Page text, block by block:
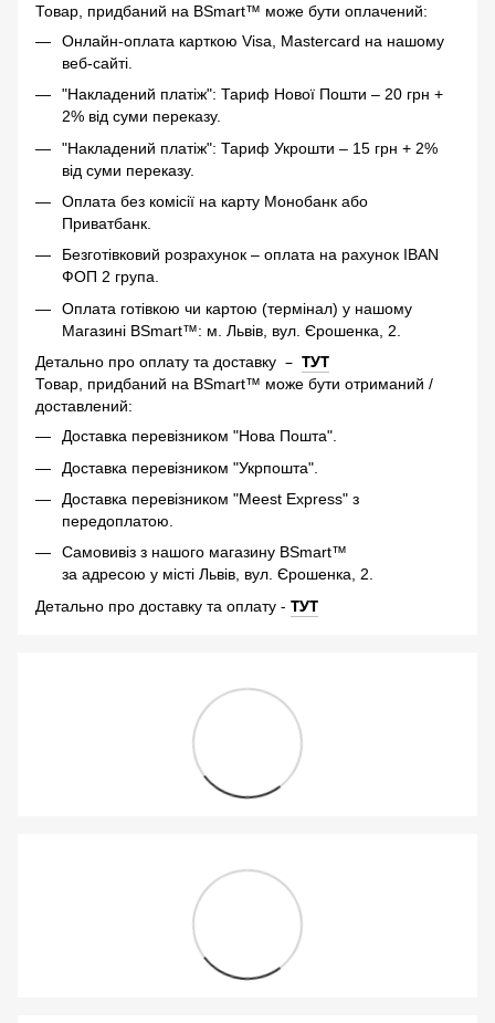
Товар, придбаний на BSmart™ може бути оплачений:
Онлайн-оплата карткою Visa, Mastercard на нашому
веб-сайті.
"Накладений платіж": Тариф Нової Пошти – 20 грн +
2% від суми переказу.
"Накладений платіж": Тариф Укрошти – 15 грн + 2%
від суми переказу.
Оплата без комісії на карту Монобанк або
Приватбанк.
Безготівковий розрахунок – оплата на рахунок IBAN
ФОП 2 група.
Оплата готівкою чи картою (термінал) у нашому
Магазині BSmart™: м. Львів, вул. Єрошенка, 2.
Детально про оплату та доставку – ТУТ
Товар, придбаний на BSmart™ може бути отриманий /
доставлений:
Доставка перевізником "Нова Пошта".
Доставка перевізником "Укрпошта".
Доставка перевізником "Meest Express" з
передоплатою.
Самовивіз з нашого магазину BSmart™
за адресою у місті Львів, вул. Єрошенка, 2.
Детально про доставку та оплату - ТУТ